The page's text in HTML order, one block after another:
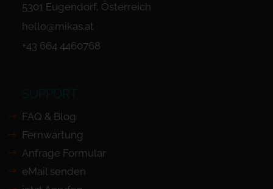
5301 Eugendorf, Österreich
hello@mikas.at
+43 664 4460768
SUPPORT
FAQ & Blog
Fernwartung
Anfrage Formular
eMail senden